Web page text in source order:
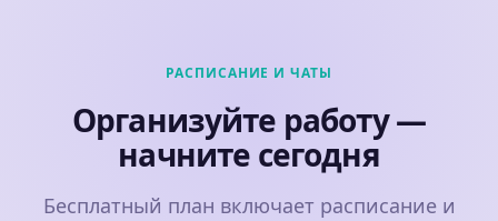
РАСПИСАНИЕ И ЧАТЫ
Организуйте работу —
начните сегодня
Бесплатный план включает расписание и